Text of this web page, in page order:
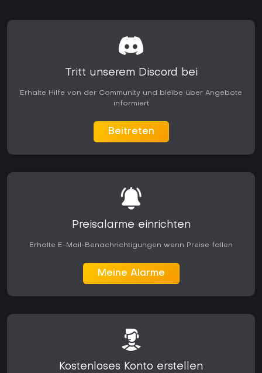
Tritt unserem Discord bei
Erhalte Hilfe von der Community und bleibe über Angebote
informiert
Beitreten
Preisalarme einrichten
Erhalte E-Mail-Benachrichtigungen wenn Preise fallen
Meine Alarme
Kostenloses Konto erstellen